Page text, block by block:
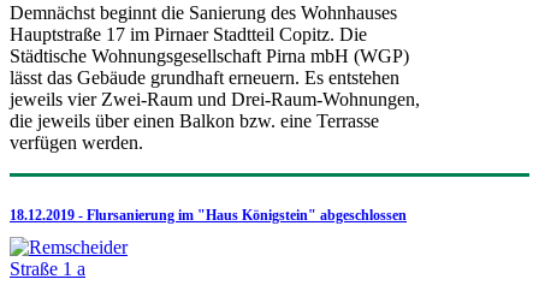
Demnächst beginnt die Sanierung des Wohnhauses
Hauptstraße 17 im Pirnaer Stadtteil Copitz. Die
Städtische Wohnungsgesellschaft Pirna mbH (WGP)
lässt das Gebäude grundhaft erneuern. Es entstehen
jeweils vier Zwei-Raum und Drei-Raum-Wohnungen,
die jeweils über einen Balkon bzw. eine Terrasse
verfügen werden.
18.12.2019 - Flursanierung im "Haus Königstein" abgeschlossen